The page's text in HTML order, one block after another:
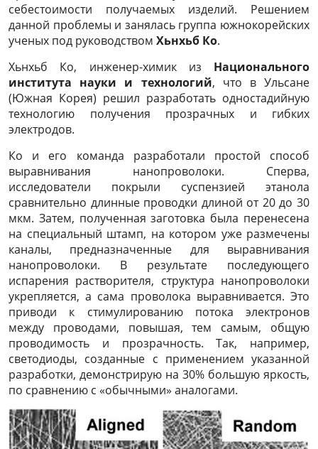
себестоимости получаемых изделий. Решением
данной проблемы и занялась группа южнокорейских
ученых под руководством Хьнхьб Ко.
Хьнхьб Ко, инженер-химик из Национального
института науки и технологий, что в Ульсане
(Южная Корея) решил разработать одностадийную
технологию получения прозрачных и гибких
электродов.
Ко и его команда разработали простой способ
выравнивания нанопроволоки. Сперва,
исследователи покрыли суспензией этанола
сравнительно длинные проводки длиной от 20 до 30
мкм. Затем, полученная заготовка была перенесена
на специальный штамп, на котором уже размечены
каналы, предназначенные для выравнивания
нанопроволоки. В результате последующего
испарения растворителя, структура нанопроволоки
укрепляется, а сама проволока выравнивается. Это
приводи к стимулированию потока электронов
между проводами, повышая, тем самым, общую
проводимость и прозрачность. Так, например,
светодиоды, созданные с применением указанной
разработки, демонстрирую на 30% большую яркость,
по сравнению с «обычными» аналогами.